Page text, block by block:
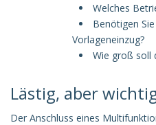
Welches
Benötigen
Vorlageneinzug?
Wie groß soll
Lästig, aber
Der Anschluss eines